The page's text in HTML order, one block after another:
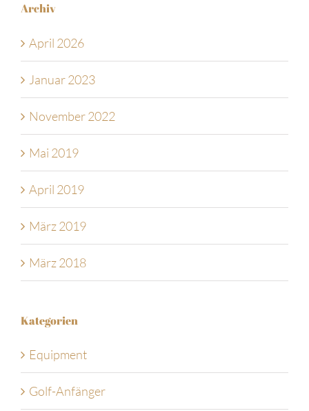
Archiv
April 2026
Januar 2023
November 2022
Mai 2019
April 2019
März 2019
März 2018
Kategorien
Equipment
Golf-Anfänger